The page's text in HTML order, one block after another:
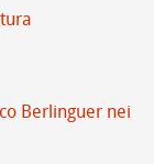
Berlinguer nei